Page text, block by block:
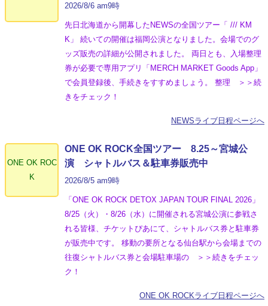
2026/8/6 am9時
先日北海道から開幕したNEWSの全国ツアー「 /// KM
K」 続いての開催は福岡公演となりました。会場でのグ
ッズ販売の詳細が公開されました。 両日とも、入場整理
券が必要で専用アプリ「MERCH MARKET Goods App」
で会員登録後、手続きをすすめましょう。 整理 ＞＞続
きをチェック！
NEWSライブ日程ページへ
ONE OK ROC
K
ONE OK ROCK全国ツアー 8.25～宮城公
演 シャトルバス＆駐車券販売中
2026/8/5 am9時
「ONE OK ROCK DETOX JAPAN TOUR FINAL 2026」
8/25（火）・8/26（水）に開催される宮城公演に参戦さ
れる皆様、チケットぴあにて、シャトルバス券と駐車券
が販売中です。 移動の要所となる仙台駅から会場までの
往復シャトルバス券と会場駐車場の ＞＞続きをチェッ
ク！
ONE OK ROCKライブ日程ページへ